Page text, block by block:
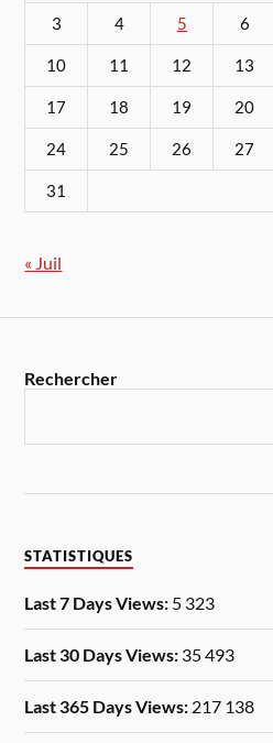
3 4 5 6
10 11 12 13
17 18 19 20
24 25 26 27
31
« Juil
Rechercher
STATISTIQUES
Last 7 Days Views: 5 323
Last 30 Days Views: 35 493
Last 365 Days Views: 217 138